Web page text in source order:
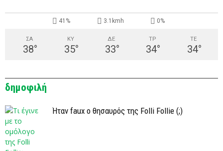
41% 3.1kmh 0%
ΣΑ
38°
ΚΥ
35°
ΔΕ
33°
ΤΡ
34°
ΤΕ
34°
δημοφιλή
Ήταν faux ο θησαυρός της Folli Follie (;)